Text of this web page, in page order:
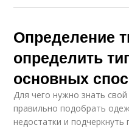
Определение
определить
основных
Для чего нужно знать
правильно подобрать
недостатки и